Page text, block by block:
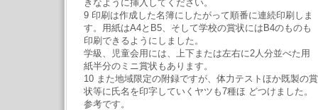
きなように挿入してください。
9 印刷は作成した名簿にしたがって順番に連続印刷しま
す。用紙はA4とB5、そして学校の賞状にはB4のものも
印刷できるようにしました。
学級、児童会用には、上下または左右に2人分並べた用
紙半分のミニ賞状もあります。
10 また地域限定の附録ですが、体力テストほか既製の賞
状等に氏名を印字していくヤツも7種ほ どつけました。
参考です。